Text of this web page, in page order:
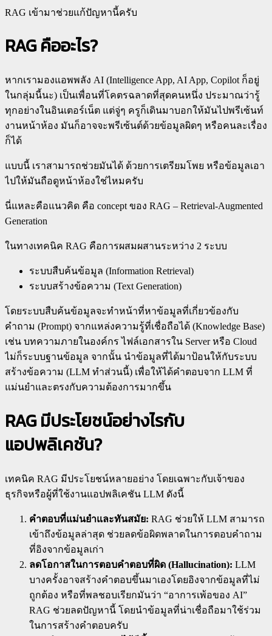
RAG เข้ามาช่วยแก้ปัญหานี้ครับ
RAG คืออะไร?
หากเรามองแอพพลัง AI (Intelligence App, AI App, Copilot ก็อยู่
ในกลุ่มนี้นะ) เป็นเพื่อนที่โคตรฉลาดที่สุดคนหนึ่ง ประมาณว่ารู้
ทุกอย่างในอินเตอร์เน็ต แต่จู่ๆ ครูก็เดินมาบอกให้มันไปพรีเซ้นท์
งานหน้าห้อง มันก็อาจจะพรีเซ้นต์ด้วยข้อมูลผิดๆ หรือคนละเรื่อง
ก็ได้
แบบนี้ เราสามารถช่วยมันได้ ด้วยการเตรียมโพย หรือข้อมูลเอา
ไปให้มันถือดูหน้าห้องใช่ไหมครับ
นี่แหละคือแนวคิด คือ concept ของ RAG – Retrieval-Augmented
Generation
ในทางเทคนิค RAG คือการผสมผสานระหว่าง 2 ระบบ
ระบบสืบค้นข้อมูล (Information Retrieval)
ระบบสร้างข้อความ (Text Generation)
โดยระบบสืบค้นข้อมูลจะทำหน้าที่หาข้อมูลที่เกี่ยวข้องกับ
คำถาม (Prompt) จากแหล่งความรู้ที่เชื่อถือได้ (Knowledge Base)
เช่น บทความภายในองค์กร ไฟล์เอกสารใน Server หรือ Cloud
ไม่ก็ระบบฐานข้อมูล จากนั้น นำข้อมูลที่ได้มาป้อนให้กับระบบ
สร้างข้อความ (LLM ทำส่วนนี้) เพื่อให้ได้คำตอบจาก LLM ที่
แม่นยำและตรงกับความต้องการมากขึ้น
RAG มีประโยชน์อย่างไรกับ
แอปพลิเคชัน?
เทคนิค RAG มีประโยชน์หลายอย่าง โดยเฉพาะกับเจ้าของ
ธุรกิจหรือผู้ที่ใช้งานแอปพลิเคชัน LLM ดังนี้
คำตอบที่แม่นยำและทันสมัย: RAG ช่วยให้ LLM สามารถ
เข้าถึงข้อมูลล่าสุด ช่วยลดข้อผิดพลาดในการตอบคำถาม
ที่อิงจากข้อมูลเก่า
ลดโอกาสในการตอบคำตอบที่ผิด (Hallucination): LLM
บางครั้งอาจสร้างคำตอบขึ้นมาเองโดยอิงจากข้อมูลที่ไม่
ถูกต้อง หรือที่พลชอบเรียกมันว่า “อาการเพ้อของ AI”
RAG ช่วยลดปัญหานี้ โดยนำข้อมูลที่น่าเชื่อถือมาใช้ร่วม
ในการสร้างคำตอบครับ